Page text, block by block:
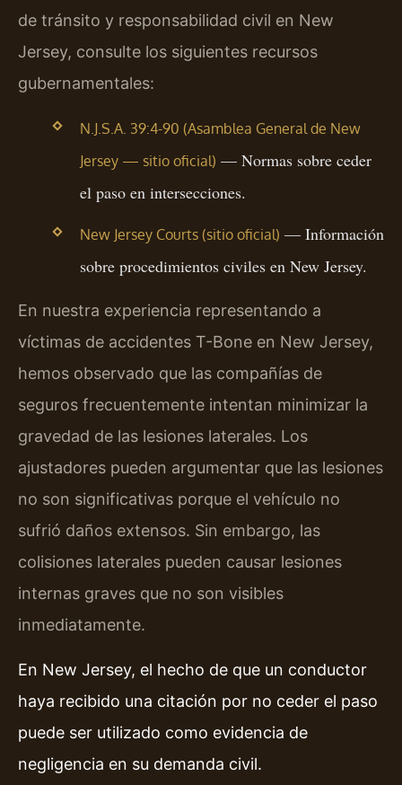
de tránsito y responsabilidad civil en New
Jersey, consulte los siguientes recursos
gubernamentales:
N.J.S.A. 39:4-90 (Asamblea General de New
Jersey — sitio oficial) — Normas sobre ceder
el paso en intersecciones.
New Jersey Courts (sitio oficial) — Información
sobre procedimientos civiles en New Jersey.
En nuestra experiencia representando a
víctimas de accidentes T-Bone en New Jersey,
hemos observado que las compañías de
seguros frecuentemente intentan minimizar la
gravedad de las lesiones laterales. Los
ajustadores pueden argumentar que las lesiones
no son significativas porque el vehículo no
sufrió daños extensos. Sin embargo, las
colisiones laterales pueden causar lesiones
internas graves que no son visibles
inmediatamente.
En New Jersey, el hecho de que un conductor
haya recibido una citación por no ceder el paso
puede ser utilizado como evidencia de
negligencia en su demanda civil.